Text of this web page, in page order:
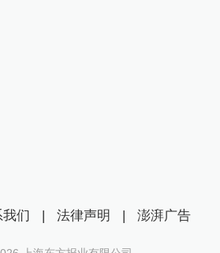
们 | 法律声明 | 澎湃广告